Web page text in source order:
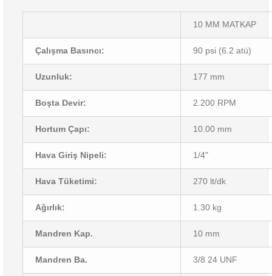
10 MM MATKAP
Çalışma Basıncı: 90 psi (6.2 atü)
Uzunluk: 177 mm
Boşta Devir: 2.200 RPM
Hortum Çapı: 10.00 mm
Hava Giriş Nipeli: 1/4"
Hava Tüketimi: 270 lt/dk
Ağırlık: 1.30 kg
Mandren Kap. 10 mm
Mandren Ba. 3/8 24 UNF